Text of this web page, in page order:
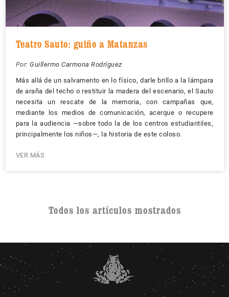
Teatro Sauto: guiño a Matanzas
Por: Guillermo Carmona Rodríguez
Más allá de un salvamento en lo físico, darle brillo a la lámpara
de araña del techo o restituir la madera del escenario, el Sauto
necesita un rescate de la memoria, con campañas que,
mediante los medios de comunicación, acerque o recupere
para la audiencia —sobre todo la de los centros estudiantiles,
principalmente los niños—, la historia de este coloso.
VER MÁS
Todos los artículos mostrados